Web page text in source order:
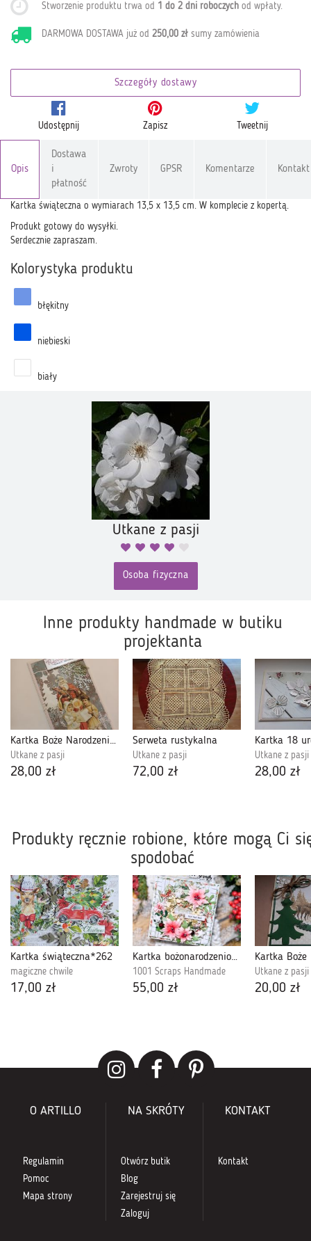
Stworzenie produktu trwa od 1 do 2 dni roboczych od wpłaty.
DARMOWA DOSTAWA już od250,00 zł sumy zamówienia
Szczegóły dostawy
Udostępnij Zapisz Tweetnij
Opis
Dostawa
i
płatność
Zwroty GPSR Komentarze Kontakt
Kartka świąteczna o wymiarach 13,5 x 13,5 cm. W komplecie z kopertą.
Produkt gotowy do wysyłki.
Serdecznie zapraszam.
Kolorystyka produktu
błękitny
niebieski
biały
Utkane z pasji
Osoba fizyczna
Inne produkty handmade w butiku
projektanta
Kartka Boże Narodzenie #5
Utkane z pasji
28,00 zł
Serweta rustykalna
Utkane z pasji
72,00 zł
Kartka 18
Utkane z pasji
28,00 zł
Produkty ręcznie robione, które mogą Ci
spodobać
Kartka świąteczna*262
magiczne chwile
17,00 zł
Kartka bożonarodzeniowa 4
1001 Scraps Handmade
55,00 zł
Utkane z pasji
20,00 zł
O ARTILLO
Regulamin
Pomoc
Mapa strony
NA SKRÓTY
Otwórz butik
Blog
Zarejestruj się
Zaloguj
KONTAKT
Kontakt